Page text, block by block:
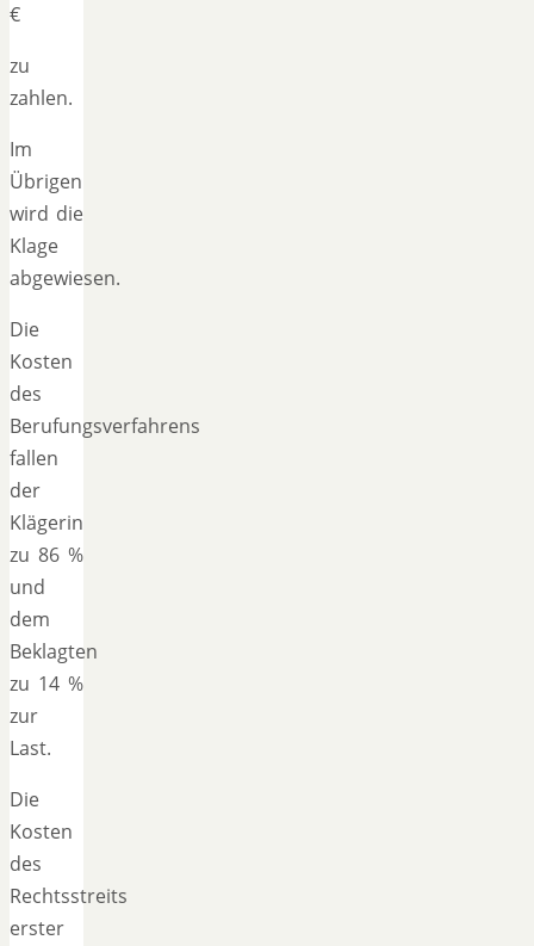
€
zu
zahlen.
Im
Übrigen
wird die
Klage
abgewiesen.
Die
Kosten
des
Berufungsverfahrens
fallen
der
Klägerin
zu 86 %
und
dem
Beklagten
zu 14 %
zur
Last.
Die
Kosten
des
Rechtsstreits
erster